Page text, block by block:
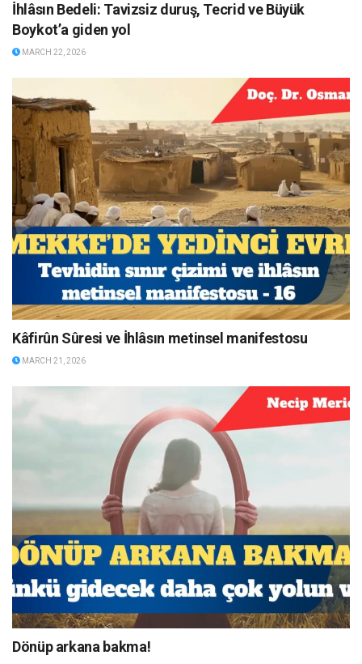
İhlâsın Bedeli: Tavizsiz duruş, Tecrid ve Büyük
Boykot’a giden yol
MARCH 22, 2026
Kâfirûn Sûresi ve İhlâsın metinsel manifestosu
MARCH 21, 2026
Dönüp arkana bakma!